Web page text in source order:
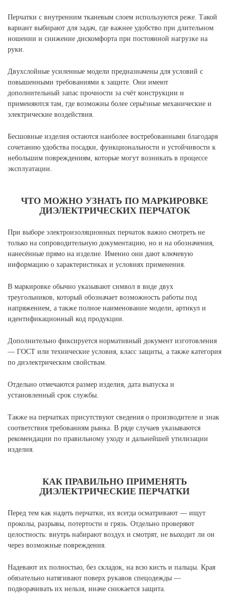
Перчатки с внутренним тканевым слоем используются реже. Такой
вариант выбирают для задач, где важнее удобство при длительном
ношении и снижение дискомфорта при постоянной нагрузке на
руки.
Двухслойные усиленные модели предназначены для условий с
повышенными требованиями к защите. Они имеют
дополнительный запас прочности за счёт конструкции и
применяются там, где возможны более серьёзные механические и
электрические воздействия.
Бесшовные изделия остаются наиболее востребованными благодаря
сочетанию удобства посадки, функциональности и устойчивости к
небольшим повреждениям, которые могут возникать в процессе
эксплуатации.
ЧТО МОЖНО УЗНАТЬ ПО МАРКИРОВКЕ
ДИЭЛЕКТРИЧЕСКИХ ПЕРЧАТОК
При выборе электроизоляционных перчаток важно смотреть не
только на сопроводительную документацию, но и на обозначения,
нанесённые прямо на изделие. Именно они дают ключевую
информацию о характеристиках и условиях применения.
В маркировке обычно указывают символ в виде двух
треугольников, который обозначает возможность работы под
напряжением, а также полное наименование модели, артикул и
идентификационный код продукции.
Дополнительно фиксируется нормативный документ изготовления
— ГОСТ или технические условия, класс защиты, а также категория
по диэлектрическим свойствам.
Отдельно отмечаются размер изделия, дата выпуска и
установленный срок службы.
Также на перчатках присутствуют сведения о производителе и знак
соответствия требованиям рынка. В ряде случаев указываются
рекомендации по правильному уходу и дальнейшей утилизации
изделия.
КАК ПРАВИЛЬНО ПРИМЕНЯТЬ
ДИЭЛЕКТРИЧЕСКИЕ ПЕРЧАТКИ
Перед тем как надеть перчатки, их всегда осматривают — ищут
проколы, разрывы, потертости и грязь. Отдельно проверяют
целостность: внутрь набирают воздух и смотрят, не выходит ли он
через возможные повреждения.
Надевают их полностью, без складок, на всю кисть и пальцы. Края
обязательно натягивают поверх рукавов спецодежды —
подворачивать их нельзя, иначе снижается защита.